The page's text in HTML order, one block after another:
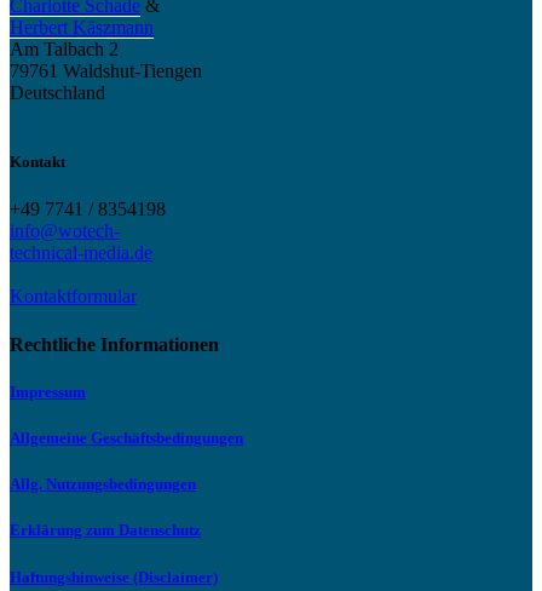
Charlotte Schade &
Herbert Käszmann
Am Talbach 2
79761 Waldshut-Tiengen
Deutschland
Kontakt
+49 7741 / 8354198
info@wotech-
technical-media.de
Kontaktformular
Rechtliche Informationen
Impressum
Allgemeine Geschäftsbedingungen
Allg. Nutzungsbedingungen
Erklärung zum Datenschutz
Haftungshinweise (Disclaimer)